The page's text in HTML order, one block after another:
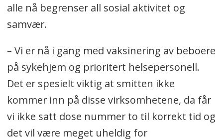
alle nå begrenser all sosial aktivitet og
samvær.
– Vi er nå i gang med vaksinering av beboere
på sykehjem og prioritert helsepersonell.
Det er spesielt viktig at smitten ikke
kommer inn på disse virksomhetene, da får
vi ikke satt dose nummer to til korrekt tid og
det vil være meget uheldig for